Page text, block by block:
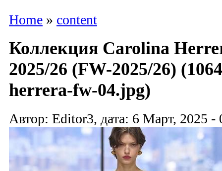
Home » content
Коллекция Carolina
2025/26 (FW-2025/26)
herrera-fw-04.jpg)
Автор: Editor3, дата: 6 Март, 2025 -